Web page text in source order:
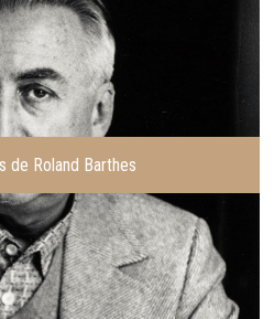
de Roland Barthes